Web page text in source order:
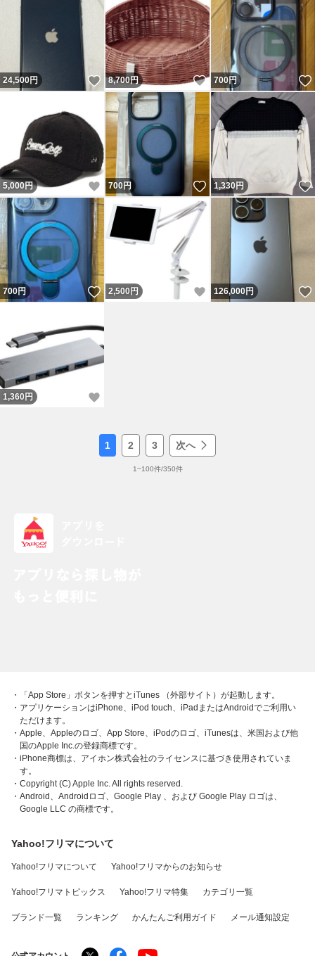
24,500円 いいね！
8,700円 いいね！
700円
5,000円 いいね！
700円 いいね！
1,330円
700円 いいね！
2,500 円 いいね！
126,000円
1,360 円
1 2 3 次へ
1~100件/350件
・「App Store」ボタンを押すとiTunes （外部サイト）が起動します。
・アプリケーションはiPhone、iPod touch、iPadまたはAndroidでご利用い
ただけます。
・Apple、Appleのロゴ、App Store、iPodのロゴ、iTunesは、米国および他
国のApple Inc.の登録商標です。
・iPhone商標は、アイホン株式会社のライセンスに基づき使用されていま
す。
・Copyright (C) Apple Inc. All rights reserved.
・Android、Androidロゴ、Google Play 、および Google Play ロゴは、
Google LLC の商標です。
Yahoo!フリマについて
Yahoo!フリマについて Yahoo!フリマからのお知らせ
Yahoo!フリマトピックス Yahoo!フリマ特集 カテゴリ一覧
ブランド一覧 ランキング かんたんご利用ガイド メール通知設定